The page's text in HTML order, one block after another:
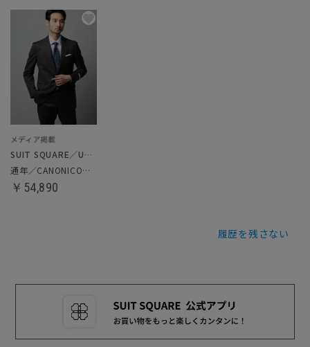
SUIT SQUARE／UNIVERSAL LANGUAGE
通年／CANONICO／スーツ
￥54,890
履歴を残さない